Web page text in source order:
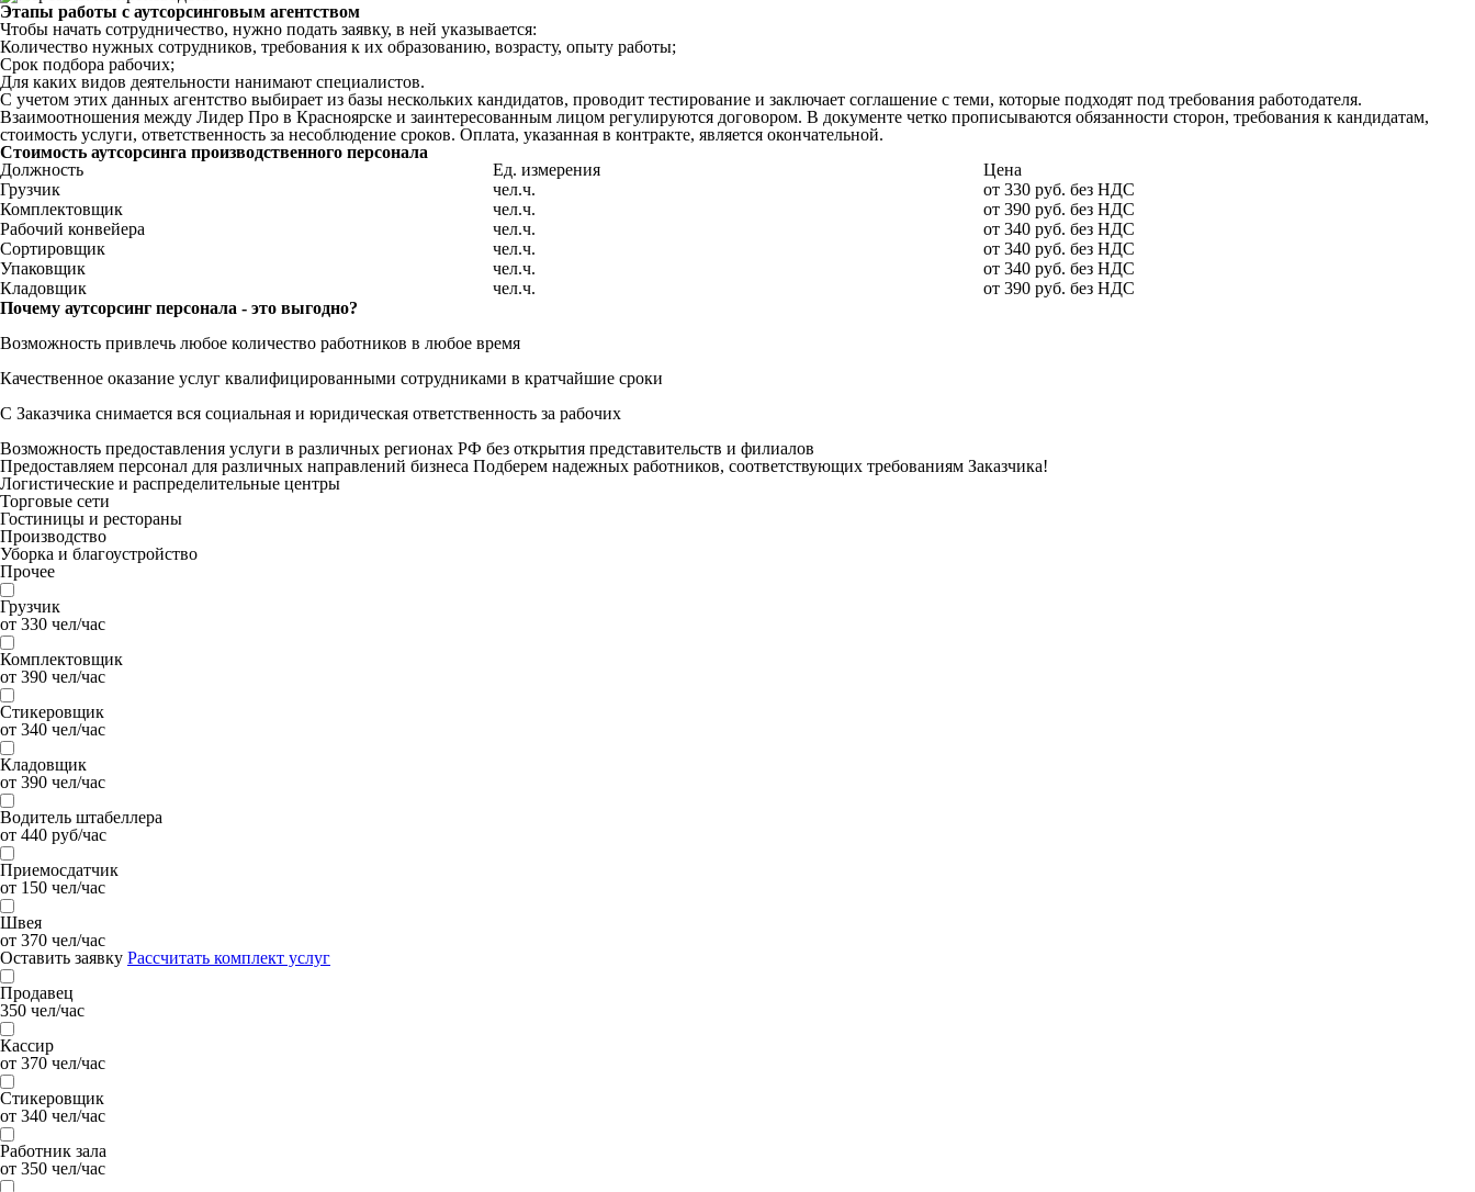
Этапы работы с аутсорсинговым агентством
Чтобы начать сотрудничество, нужно подать заявку, в ней указывается:
Количество нужных сотрудников, требования к их образованию, возрасту, опыту работы;
Срок подбора рабочих;
Для каких видов деятельности нанимают специалистов.
С учетом этих данных агентство выбирает из базы нескольких кандидатов, проводит тестирование и заключает соглашение с теми, которые подходят под требования работодателя.
Взаимоотношения между Лидер Про в Красноярске и заинтересованным лицом регулируются договором. В документе четко прописываются обязанности сторон, требования к кандидатам,
стоимость услуги, ответственность за несоблюдение сроков. Оплата, указанная в контракте, является окончательной.
Стоимость аутсорсинга производственного персонала
Должность
Ед. измерения
Цена
Грузчик
чел.ч.
от 330 руб. без НДС
Комплектовщик
чел.ч.
от 390 руб. без НДС
Рабочий конвейера
чел.ч.
от 340 руб. без НДС
Сортировщик
чел.ч.
от 340 руб. без НДС
Упаковщик
чел.ч.
от 340 руб. без НДС
Кладовщик
чел.ч.
от 390 руб. без НДС
Почему аутсорсинг персонала - это выгодно?
Возможность привлечь любое количество работников в любое время
Качественное оказание услуг квалифицированными сотрудниками в кратчайшие сроки
С Заказчика снимается вся социальная и юридическая ответственность за рабочих
Возможность предоставления услуги в различных регионах РФ без открытия представительств и филиалов
Предоставляем персонал для различных направлений бизнеса Подберем надежных работников, соответствующих требованиям Заказчика!
Логистические и распределительные центры
Торговые сети
Гостиницы и рестораны
Производство
Уборка и благоустройство
Прочее
Грузчик
от 330 чел/час
Комплектовщик
от 390 чел/час
Стикеровщик
от 340 чел/час
Кладовщик
от 390 чел/час
Водитель штабеллера
от 440 руб/час
Приемосдатчик
от 150 чел/час
Швея
от 370 чел/час
Оставить заявку Рассчитать комплект услуг
Продавец
350 чел/час
Кассир
от 370 чел/час
Стикеровщик
от 340 чел/час
Работник зала
от 350 чел/час